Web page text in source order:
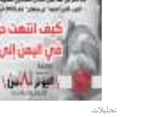
تحليلات